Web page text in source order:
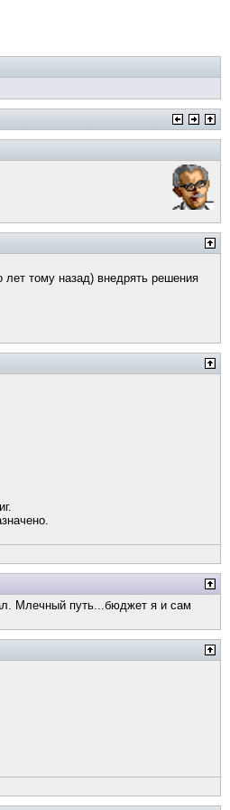
тому назад) внедрять решения
Млечный путь...бюджет я и сам